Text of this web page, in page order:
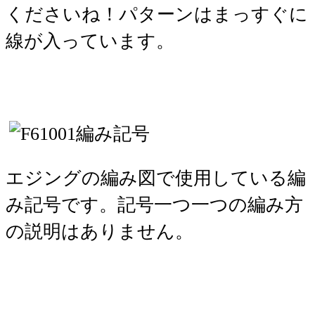
くださいね！パターンはまっすぐに
線が入っています。
エジングの編み図で使用している編
み記号です。記号一つ一つの編み方
の説明はありません。